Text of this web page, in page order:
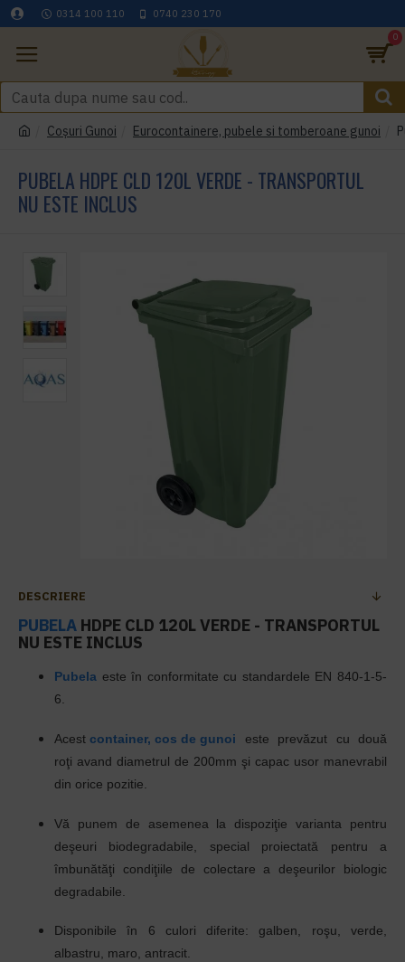
0314 100 110 0740 230 170
0
Coşuri Gunoi Eurocontainere, pubele si tomberoane gunoi
PUBELA HDPE CLD 120L VERDE - TRANSPORTUL
NU ESTE INCLUS
DESCRIERE
PUBELA HDPE CLD 120L VERDE - TRANSPORTUL
NU ESTE INCLUS
Pubela este în conformitate cu standardele EN 840-1-5-
6.
Acest container, cos de gunoi este prevăzut cu două
roţi avand diametrul de 200mm şi capac usor manevrabil
din orice pozitie.
Vă punem de asemenea la dispoziţie varianta pentru
deşeuri biodegradabile, special proiectată pentru a
îmbunătăţi condiţiile de colectare a deşeurilor biologic
degradabile.
Disponibileîn 6 culori diferite: galben, roşu, verde,
albastru, maro, antracit.